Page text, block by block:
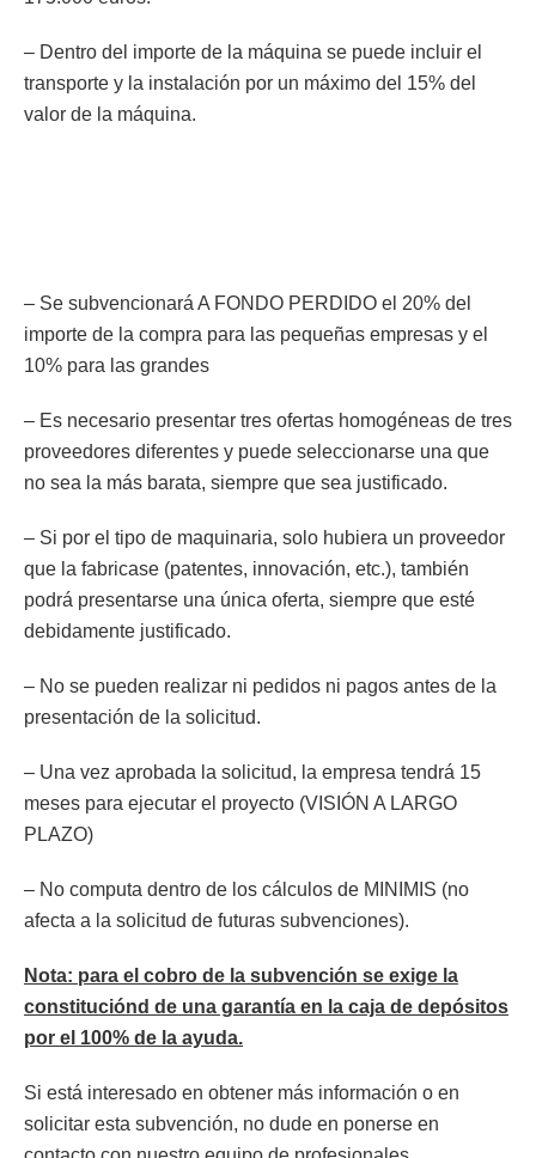
– Dentro del importe de la máquina se puede incluir el
transporte y la instalación por un máximo del 15% del
valor de la máquina.
– Se subvencionará A FONDO PERDIDO el 20% del
importe de la compra para las pequeñas empresas y el
10% para las grandes
– Es necesario presentar tres ofertas homogéneas de tres
proveedores diferentes y puede seleccionarse una que
no sea la más barata, siempre que sea justificado.
– Si por el tipo de maquinaria, solo hubiera un proveedor
que la fabricase (patentes, innovación, etc.), también
podrá presentarse una única oferta, siempre que esté
debidamente justificado.
– No se pueden realizar ni pedidos ni pagos antes de la
presentación de la solicitud.
– Una vez aprobada la solicitud, la empresa tendrá 15
meses para ejecutar el proyecto (VISIÓN A LARGO
PLAZO)
– No computa dentro de los cálculos de MINIMIS (no
afecta a la solicitud de futuras subvenciones).
Nota: para el cobro de la subvención se exige la
constituciónd de una garantía en la caja de depósitos
por el 100% de la ayuda.
Si está interesado en obtener más información o en
solicitar esta subvención, no dude en ponerse en